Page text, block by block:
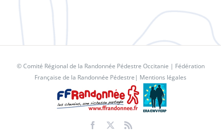
© Comité Régional de la Randonnée Pédestre Occitanie | Fédération
Française de la Randonnée Pédestre | Mentions légales
Facebook